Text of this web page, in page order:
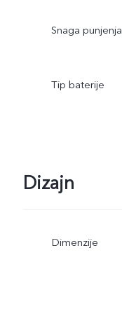
Snaga punjenja
Tip baterije
Dizajn
Dimenzije